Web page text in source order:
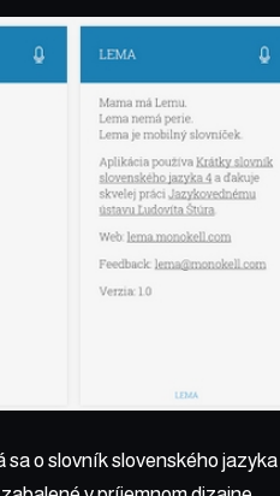
sa o slovník slovenského jazyka